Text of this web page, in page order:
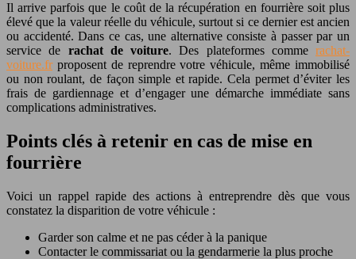
Il arrive parfois que le coût de la récupération en fourrière soit plus
élevé que la valeur réelle du véhicule, surtout si ce dernier est ancien
ou accidenté. Dans ce cas, une alternative consiste à passer par un
service de rachat de voiture. Des plateformes comme rachat-
voiture.fr proposent de reprendre votre véhicule, même immobilisé
ou non roulant, de façon simple et rapide. Cela permet d’éviter les
frais de gardiennage et d’engager une démarche immédiate sans
complications administratives.
Points clés à retenir en cas de mise en
fourrière
Voici un rappel rapide des actions à entreprendre dès que vous
constatez la disparition de votre véhicule :
Garder son calme et ne pas céder à la panique
Contacter le commissariat ou la gendarmerie la plus proche